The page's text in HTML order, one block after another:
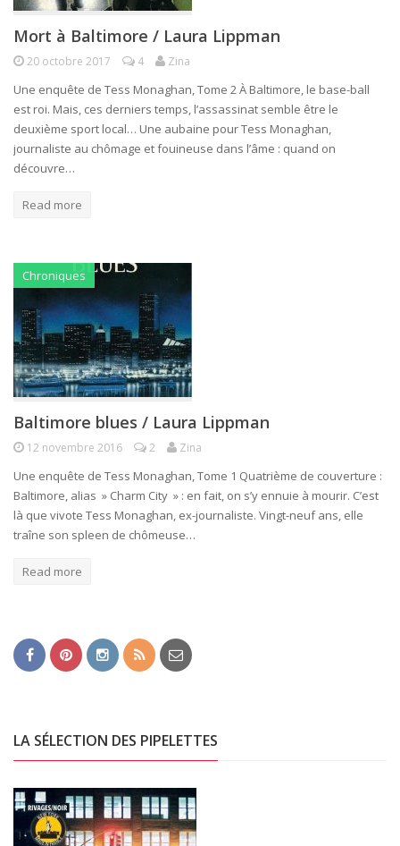
Mort à Baltimore / Laura Lippman
20 octobre 2017 4 Zina
Une enquête de Tess Monaghan, Tome 2 À Baltimore, le base-ball
est roi. Mais, ces derniers temps, l’assassinat semble être le
deuxième sport local… Une aubaine pour Tess Monaghan,
journaliste au chômage et fouineuse dans l’âme : quand on
découvre…
Read more
Chroniques
Baltimore blues / Laura Lippman
12 novembre 2016 2 Zina
Une enquête de Tess Monaghan, Tome 1 Quatrième de couverture :
Baltimore, alias » Charm City » : en fait, on s’y ennuie à mourir. C’est
là que vivote Tess Monaghan, ex-journaliste. Vingt-neuf ans, elle
traîne son spleen de chômeuse…
Read more
LA SÉLECTION DES PIPELETTES